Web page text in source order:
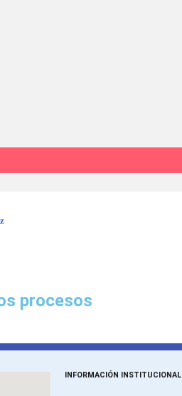
procesos
INFORMACIÓN INSTITUCIONAL